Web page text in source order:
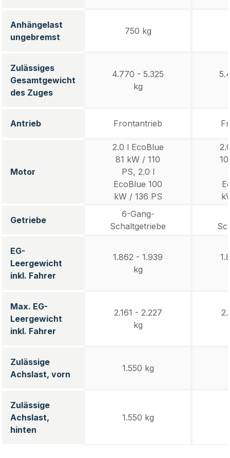
Anhängelast
ungebremst
750 kg
Zulässiges
Gesamtgewicht
des Zuges
4.770 - 5.325
kg
Antrieb Frontantrieb
Motor
2.0 l EcoBlue
81 kW / 110
PS, 2.0 l
EcoBlue 100
kW / 136 PS
Getriebe
6-Gang-
Schaltgetriebe
EG-
Leergewicht
inkl. Fahrer
1.862 - 1.939
kg
Max. EG-
Leergewicht
inkl. Fahrer
2.161 - 2.227
kg
Zulässige
Achslast, vorn
1.550 kg
Zulässige
Achslast,
hinten
1.550 kg